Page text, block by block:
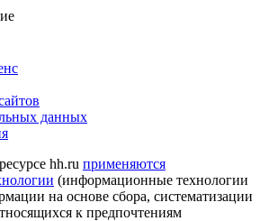
данных
hh.ru применяются
(информационные технологии
на основе сбора, систематизации
к предпочтениям